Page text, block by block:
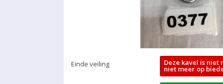
Einde veiling Deze kavel is niet
niet meer op